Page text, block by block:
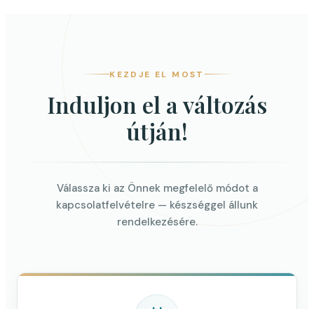
KEZDJE EL MOST
Induljon el a változás
útján!
Válassza ki az Önnek megfelelő módot a
kapcsolatfelvételre — készséggel állunk
rendelkezésére.